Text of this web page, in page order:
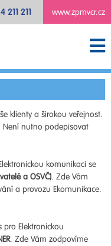
www.zpmvcr.cz
211 211
klienty a širokou veřejnost.
Není nutno podepisovat
komunikaci se
a OSVČ). Zde Vám
a provozu Ekomunikace.
Elektronickou
. Zde Vám zodpovíme